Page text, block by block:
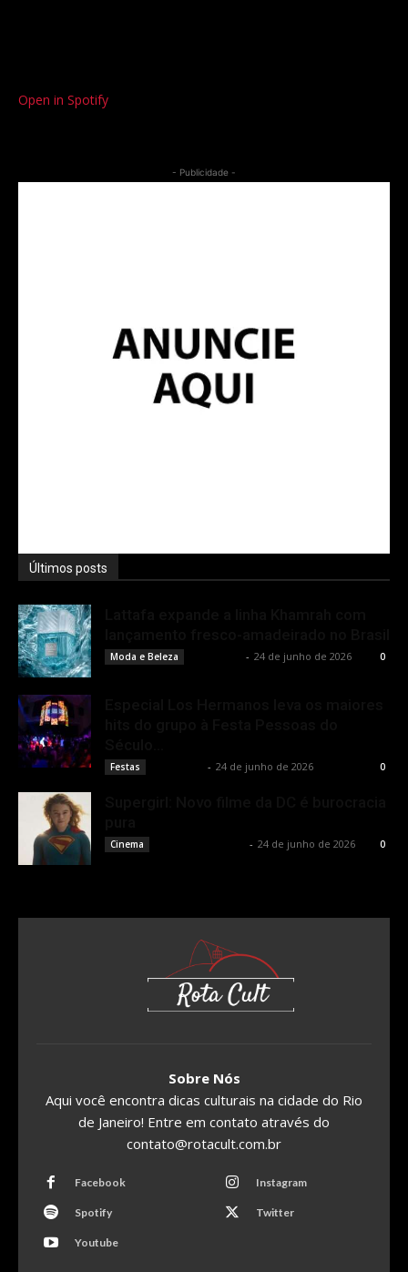
Open in Spotify
- Publicidade -
Últimos posts
Moda e Beleza - 24 de junho de 2026 0
Festas - 24 de junho de 2026 0
Cinema - 24 de junho de 2026 0
Sobre Nós
Aqui você encontra dicas culturais na cidade do Rio
de Janeiro! Entre em contato através do
contato@rotacult.com.br
Facebook Instagram
Spotify Twitter
Youtube